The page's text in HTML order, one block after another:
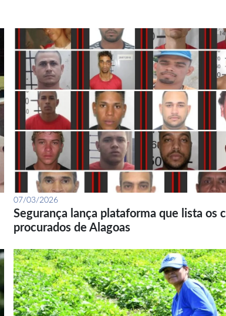
07/03/2026
Segurança lança plataforma que lista os
procurados de Alagoas